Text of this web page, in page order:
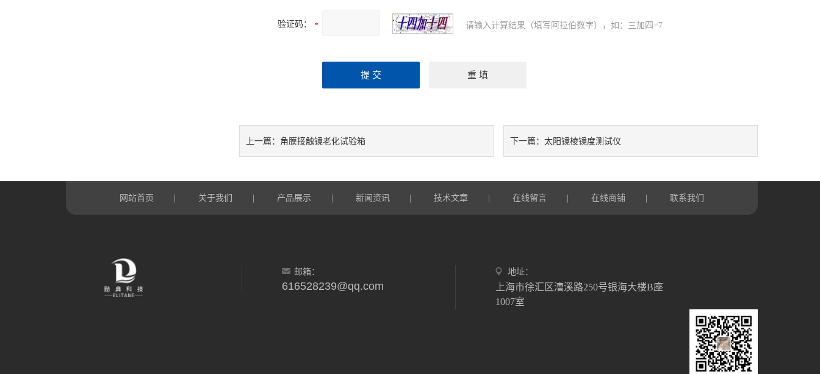
验证码： 请输入计算结果（填写阿拉伯数字），如：三加四=7
上一篇： 角膜接触镜老化试验箱 下一篇： 太阳镜棱镜度测试仪
网站首页 关于我们 产品展示 新闻资讯 技术文章 在线留言 在线商铺 联系我们
邮箱：
616528239@qq.com
地址：
上海市徐汇区漕溪路250号银海大楼B座
1007室